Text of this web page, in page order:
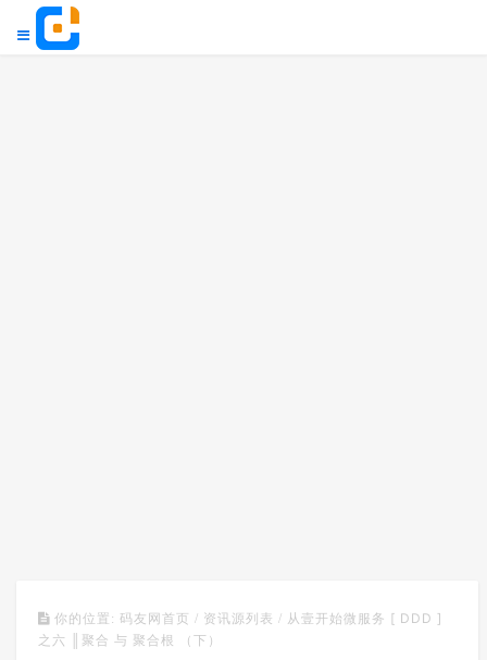
你的位置: 码友网首页 / 资讯源列表 / 从壹开始微服务 [ DDD ]
之六 ║聚合 与 聚合根 （下）